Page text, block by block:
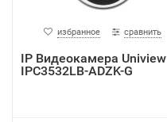
избранное сравнить
IP Видеокамера Uniview
IPC3532LB-ADZK-G